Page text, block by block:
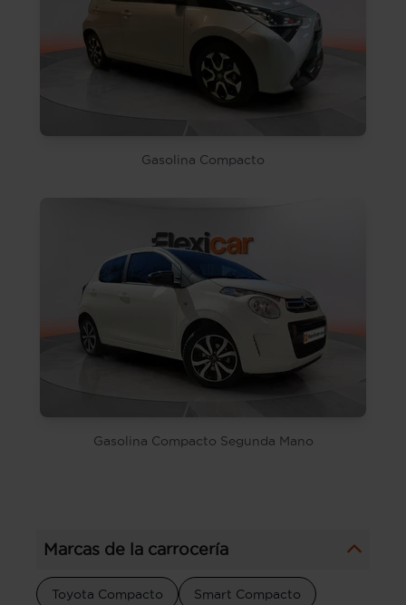
Gasolina Compacto
Gasolina Compacto Segunda Mano
Marcas de la carrocería
Toyota Compacto Smart Compacto